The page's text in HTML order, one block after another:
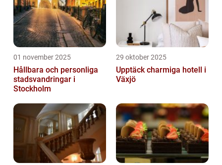
01 november 2025
Hållbara och personliga
stadsvandringar i
Stockholm
29 oktober 2025
Upptäck charmiga hotell i
Växjö